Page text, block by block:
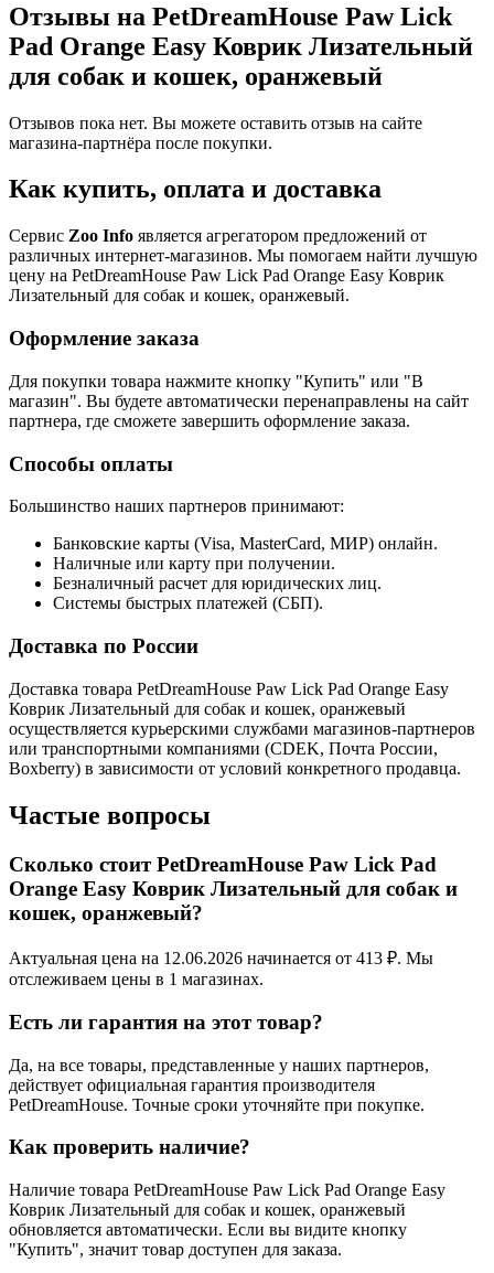
Отзывы на PetDreamHouse Paw Lick
Pad Orange Easy Коврик Лизательный
для собак и кошек, оранжевый
Отзывов пока нет. Вы можете оставить отзыв на сайте
магазина-партнёра после покупки.
Как купить, оплата и доставка
Сервис Zoo Info является агрегатором предложений от
различных интернет-магазинов. Мы помогаем найти лучшую
цену на PetDreamHouse Paw Lick Pad Orange Easy Коврик
Лизательный для собак и кошек, оранжевый.
Оформление заказа
Для покупки товара нажмите кнопку "Купить" или "В
магазин". Вы будете автоматически перенаправлены на сайт
партнера, где сможете завершить оформление заказа.
Способы оплаты
Большинство наших партнеров принимают:
Банковские карты (Visa, MasterCard, МИР) онлайн.
Наличные или карту при получении.
Безналичный расчет для юридических лиц.
Системы быстрых платежей (СБП).
Доставка по России
Доставка товара PetDreamHouse Paw Lick Pad Orange Easy
Коврик Лизательный для собак и кошек, оранжевый
осуществляется курьерскими службами магазинов-партнеров
или транспортными компаниями (CDEK, Почта России,
Boxberry) в зависимости от условий конкретного продавца.
Частые вопросы
Сколько стоит PetDreamHouse Paw Lick Pad
Orange Easy Коврик Лизательный для собак и
кошек, оранжевый?
Актуальная цена на 12.06.2026 начинается от 413 ₽. Мы
отслеживаем цены в 1 магазинах.
Есть ли гарантия на этот товар?
Да, на все товары, представленные у наших партнеров,
действует официальная гарантия производителя
PetDreamHouse. Точные сроки уточняйте при покупке.
Как проверить наличие?
Наличие товара PetDreamHouse Paw Lick Pad Orange Easy
Коврик Лизательный для собак и кошек, оранжевый
обновляется автоматически. Если вы видите кнопку
"Купить", значит товар доступен для заказа.